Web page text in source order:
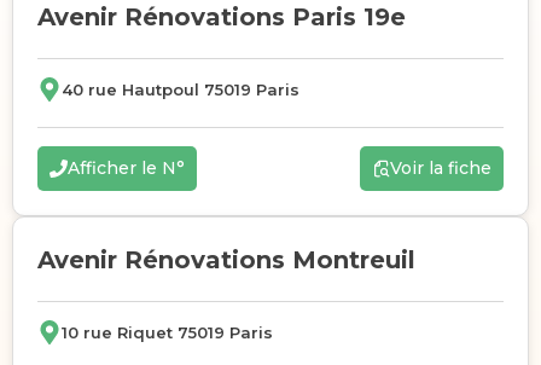
Avenir Rénovations Paris 19e
40 rue Hautpoul 75019 Paris
Afficher le N° Voir la fiche
Avenir Rénovations Montreuil
10 rue Riquet 75019 Paris